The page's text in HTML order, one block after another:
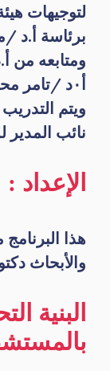
لتوجيهات
برئاسة أ.د
ومتابعه من
أ٠د /تامر
ويتم
نائب المدير
الإعداد :
هذا
والأبحاث
البنية